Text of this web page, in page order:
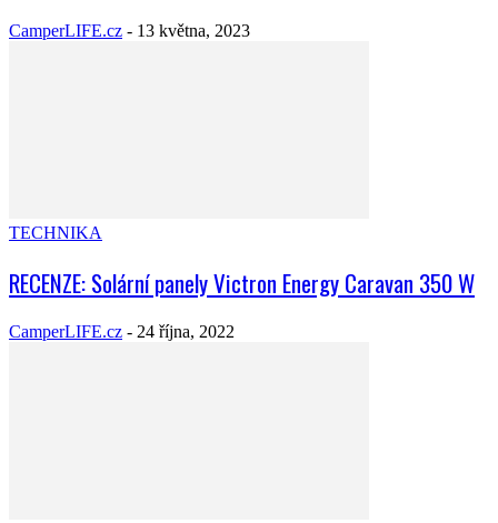
CamperLIFE.cz - 13 května, 2023
TECHNIKA
RECENZE: Solární panely Victron Energy Caravan 350 W
CamperLIFE.cz - 24 října, 2022